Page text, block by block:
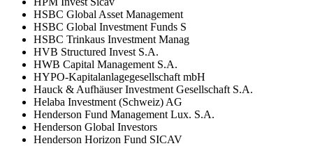
HSBC Global Asset Management
HSBC Global Investment Funds S
HSBC Trinkaus Investment Manag
HVB Structured Invest S.A.
HWB Capital Management S.A.
HYPO-Kapitalanlagegesellschaft mbH
Hauck & Aufhäuser Investment Gesellschaft S.A.
Helaba Investment (Schweiz) AG
Henderson Fund Management Lux. S.A.
Henderson Global Investors
Henderson Horizon Fund SICAV